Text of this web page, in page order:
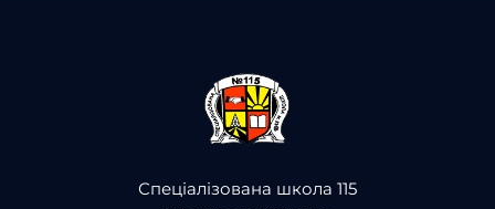
Спеціалізована школа 115